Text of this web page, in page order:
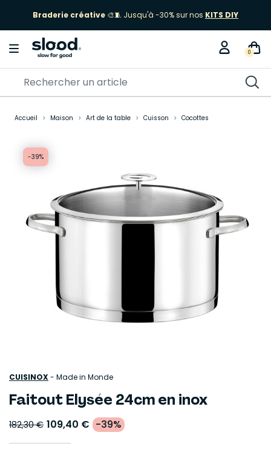
Braderie créative 🎨🧵 Jusqu'à -30% sur nos KITS DIY
0
Accueil Maison Art de la table Cuisson Cocottes
-39%
CUISINOX - Made in Monde
Faitout Elysée 24cm en inox
182,30 € 109,40 € -39%